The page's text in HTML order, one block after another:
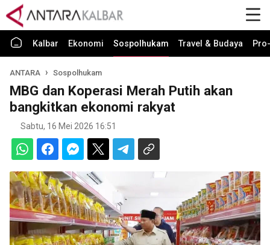
Kalbar Ekonomi Sospolhukam Travel & Budaya
ANTARA Sospolhukam
MBG dan Koperasi Merah Putih akan
bangkitkan ekonomi rakyat
Sabtu, 16 Mei 2026 16:51